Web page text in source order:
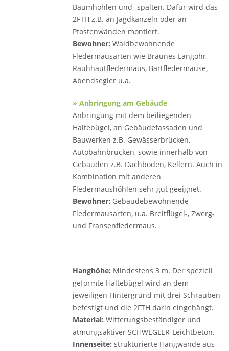
Baum­höhlen und -spalten. Dafür wird das
2FTH z.B. an Jagdkanzeln oder an
Pfostenwänden montiert.
Bewohner: Waldbewohnende
Fledermausarten wie Braunes Langohr,
Rauhhautfledermaus, Bartfledermäuse, ­
Abend­segler u.a.
» Anbringung am Gebäude
Anbringung mit dem beiliegenden
Haltebügel, an Gebäude­fassaden und
Bauwerken z.B. Gewässerbrücken,
Autobahnbrücken, sowie innerhalb von
Gebäuden z.B. Dachböden, Kellern. Auch in
Kombination mit anderen
Fledermaushöhlen sehr gut geeignet.
Bewohner: Gebäudebewohnende
Fledermausarten, u.a. Breitflügel-, Zwerg-
und Fransenfledermaus.
Hanghöhe: Mindestens 3 m. Der speziell
geformte Haltebügel wird an dem
jeweiligen Hintergrund mit drei ­Schrauben
befestigt und die 2FTH darin eingehängt.
Material: Witterungsbeständiger und
atmungsaktiver SCHWEGLER-Leichtbeton.
Innenseite: strukturierte Hangwände aus